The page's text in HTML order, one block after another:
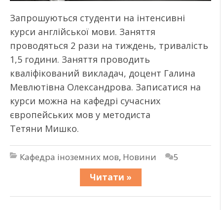
Запрошуються студенти на інтенсивні
курси англійської мови. Заняття
проводяться 2 рази на тиждень, тривалість
1,5 години. Заняття проводить
кваліфікований викладач, доцент Галина
Мевлютівна Олександрова. Записатися на
курси можна на кафедрі сучасних
європейських мов у методиста
Тетяни Мишко.
Кафедра іноземних мов, Новини
5
Читати »